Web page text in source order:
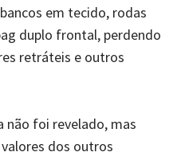
em tecido, rodas
duplo frontal, perdendo
retráteis e outros
não foi revelado, mas
dos outros